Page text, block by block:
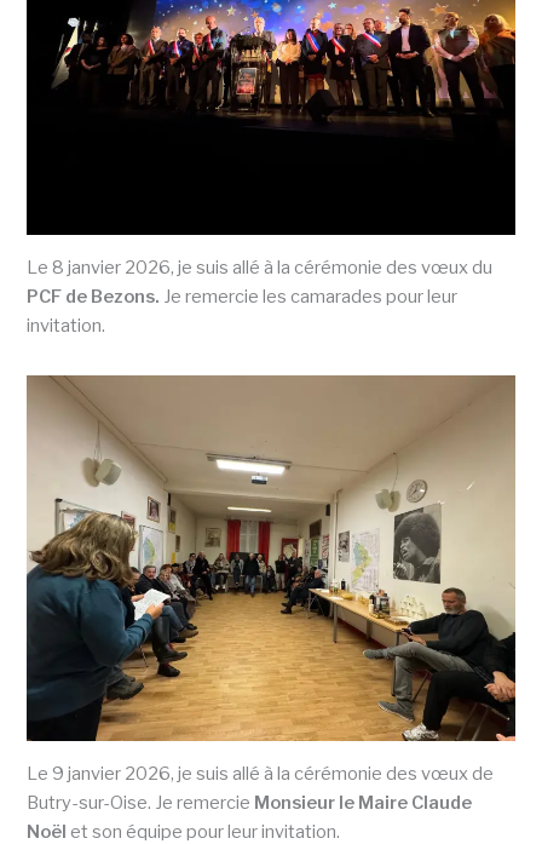
Le 8 janvier 2026, je suis allé à la cérémonie des vœux du
PCF de Bezons. Je remercie les camarades pour leur
invitation.
Le 9 janvier 2026, je suis allé à la cérémonie des vœux de
Butry-sur-Oise. Je remercie Monsieur le Maire Claude
Noël et son équipe pour leur invitation.